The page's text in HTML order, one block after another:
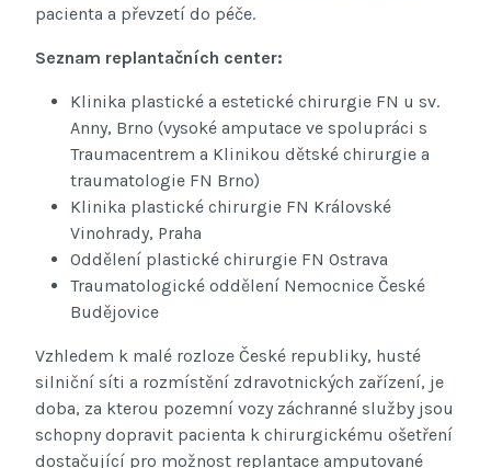
pacienta a převzetí do péče.
Seznam replantačních center:
Klinika plastické a estetické chirurgie FN u sv.
Anny, Brno (vysoké amputace ve spolupráci s
Traumacentrem a Klinikou dětské chirurgie a
traumatologie FN Brno)
Klinika plastické chirurgie FN Královské
Vinohrady, Praha
Oddělení plastické chirurgie FN Ostrava
Traumatologické oddělení Nemocnice České
Budějovice
Vzhledem k malé rozloze České republiky, husté
silniční síti a rozmístění zdravotnických zařízení, je
doba, za kterou pozemní vozy záchranné služby jsou
schopny dopravit pacienta k chirurgickému ošetření
dostačující pro možnost replantace amputované